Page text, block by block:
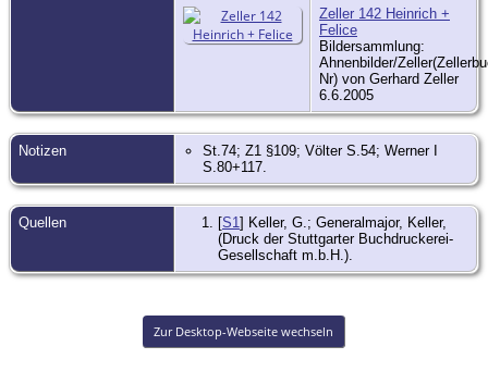
Zeller 142 Heinrich +
Felice
Bildersammlung:
Ahnenbilder/
Nr) von Gerhard Zeller
6.6.2005
Notizen
St.74; Z1 §109; Völter S.54; Werner I
S.80+117.
Quellen [S1] Keller, G.; Generalmajor, Keller,
(Druck der Stuttgarter Buchdruckerei-
Gesellschaft m.b.H.).
Zur Desktop-Webseite wechseln